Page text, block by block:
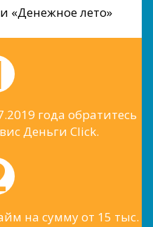
«Денежное лето»
года обратитесь
Деньги Сlick.
на сумму от 15 тыс.